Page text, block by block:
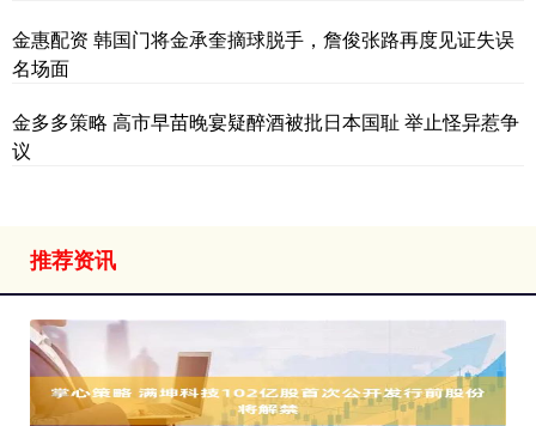
金惠配资 韩国门将金承奎摘球脱手，詹俊张路再度见证失误
名场面
金多多策略 高市早苗晚宴疑醉酒被批日本国耻 举止怪异惹争
议
推荐资讯